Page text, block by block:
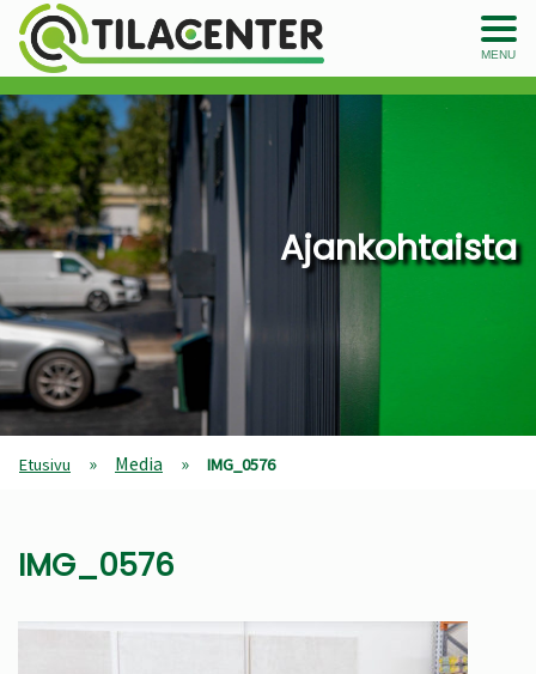
MENU
Ajankohtaista
Etusivu » Media » IMG_0576
IMG_0576